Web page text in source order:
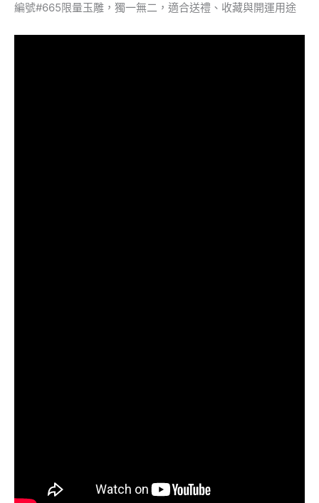
編號#665限量玉雕，獨一無二，適合送禮、收藏與開運用途